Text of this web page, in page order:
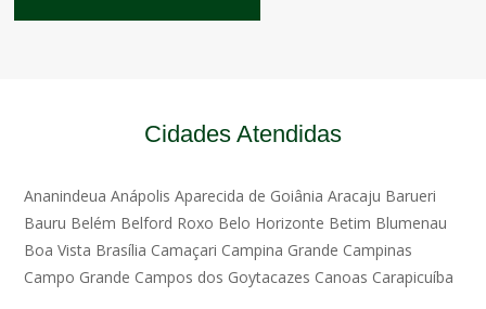
Cidades Atendidas
Ananindeua Anápolis Aparecida de Goiânia Aracaju Barueri
Bauru Belém Belford Roxo Belo Horizonte Betim Blumenau
Boa Vista Brasília Camaçari Campina Grande Campinas
Campo Grande Campos dos Goytacazes Canoas Carapicuíba